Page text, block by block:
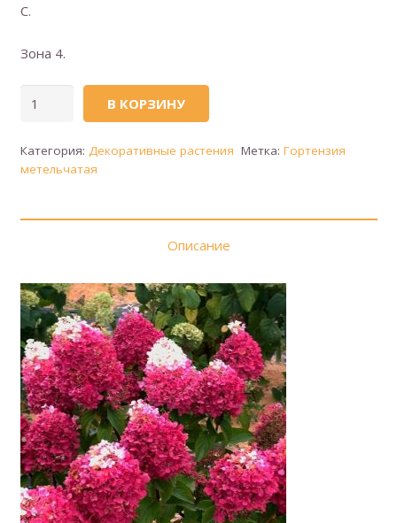
С.
Зона 4.
метельчатая
земляники)
В КОРЗИНУ
Категория: Декоративные растения Метка: Гортензия
метельчатая
Описание